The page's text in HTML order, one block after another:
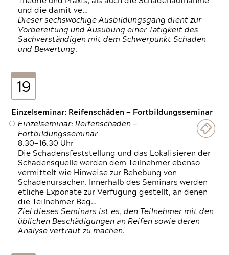
und die damit ve…
Dieser sechswöchige Ausbildungsgang dient zur
Vorbereitung und Ausübung einer Tätigkeit des
Sachverständigen mit dem Schwerpunkt Schaden
und Bewertung.
19
Einzelseminar: Reifenschäden — Fortbildungsseminar
Einzelseminar: Reifenschäden —
Fortbildungsseminar
8.30—16.30 Uhr
Die Schadensfeststellung und das Lokalisieren der
Schadensquelle werden dem Teilnehmer ebenso
vermittelt wie Hinweise zur Behebung von
Schadenursachen. Innerhalb des Seminars werden
etliche Exponate zur Verfügung gestellt, an denen
die Teilnehmer Beg…
Ziel dieses Seminars ist es, den Teilnehmer mit den
üblichen Beschädigungen an Reifen sowie deren
Analyse vertraut zu machen.